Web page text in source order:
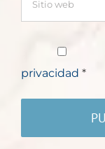
privacidad *